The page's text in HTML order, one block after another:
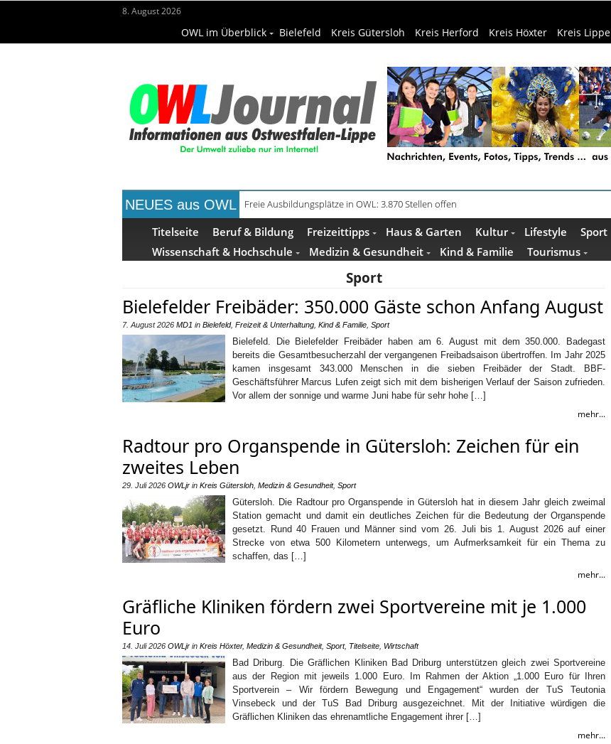
8. August 2026
OWL im Überblick Bielefeld Kreis Gütersloh Kreis Herford Kreis Höxter Kreis Lippe
NEUES aus OWL Recyclingpapier in Küche und Bad schont Ressourcen
Titelseite Beruf & Bildung Freizeittipps Haus & Garten Kultur Lifestyle Sport
Wissenschaft & Hochschule
Medizin & Gesundheit Kind & Familie Tourismus
Sport
Bielefelder Freibäder: 350.000 Gäste schon Anfang August
7. August 2026 MD1 in Bielefeld, Freizeit & Unterhaltung Kind & Familie Sport
Bielefeld. Die Bielefelder Freibäder haben am 6. August mit dem 350.000. Badegast
bereits die Gesamtbesucherzahl der vergangenen Freibadsaison übertroffen. Im Jahr 2025
kamen insgesamt 343.000 Menschen in die sieben Freibäder der Stadt. BBF-
Geschäftsführer Marcus Lufen zeigt sich mit dem bisherigen Verlauf der Saison zufrieden.
Vor allem der sonnige und warme Juni habe für sehr hohe […]
mehr...
Radtour pro Organspende in Gütersloh: Zeichen für ein
zweites Leben
29. Juli 2026 OWLjr in Kreis Gütersloh Medizin & Gesundheit, Sport
Gütersloh. Die Radtour pro Organspende in Gütersloh hat in diesem Jahr gleich zweimal
Station gemacht und damit ein deutliches Zeichen für die Bedeutung der Organspende
gesetzt. Rund 40 Frauen und Männer sind vom 26. Juli bis 1. August 2026 auf einer
Strecke von etwa 500 Kilometern unterwegs, um Aufmerksamkeit für ein Thema zu
schaffen, das […]
mehr...
Gräfliche Kliniken fördern zwei Sportvereine mit je 1.000
Euro
14. Juli 2026 OWLjr in Kreis Höxter, Medizin & Gesundheit, Sport, Titelseite Wirtschaft
Bad Driburg. Die Gräflichen Kliniken Bad Driburg unterstützen gleich zwei Sportvereine
aus der Region mit jeweils 1.000 Euro. Im Rahmen der Aktion „1.000 Euro für Ihren
Sportverein – Wir fördern Bewegung und Engagement“ wurden der TuS Teutonia
Vinsebeck und der TuS Bad Driburg ausgezeichnet. Mit der Initiative würdigen die
Gräflichen Kliniken das ehrenamtliche Engagement ihrer […]
mehr...